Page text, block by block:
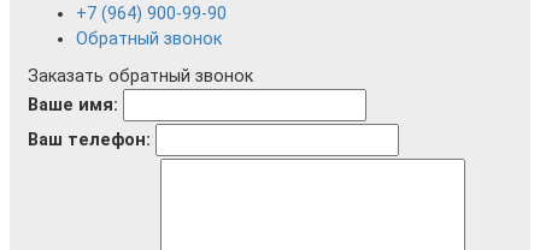
+7 (964) 900-99-90
Обратный звонок
Заказать обратный звонок
Ваше имя:
Ваш телефон: